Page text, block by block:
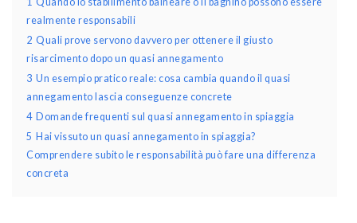
realmente responsabili
2 Quali prove servono davvero per ottenere il giusto
risarcimento dopo un quasi annegamento
3 Un esempio pratico reale: cosa cambia quando il quasi
annegamento lascia conseguenze concrete
4 Domande frequenti sul quasi annegamento in spiaggia
5 Hai vissuto un quasi annegamento in spiaggia?
Comprendere subito le responsabilità può fare una differenza
concreta